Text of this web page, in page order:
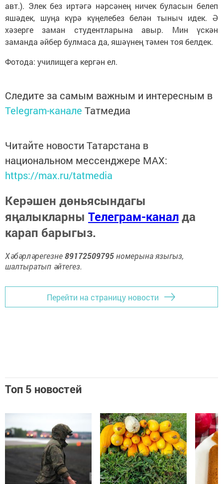
авт.). Элек без иртәгә нәрсәнең ничек буласын белеп
яшәдек, шуңа күрә күңелебез белән тыныч идек. Ә
хәзерге заман студентларына авыр. Мин үскән
заманда әйбер булмаса да, яшәүнең тәмен тоя белдек.
Фотода: училищега кергән ел.
Следите за самым важным и интересным в
Telegram-канале Татмедиа
Читайте новости Татарстана в
национальном мессенджере MАХ:
https://max.ru/tatmedia
Керәшен дөньясындагы
яңалыкларны Телеграм-каналда
карап барыгыз.
Хәбәрләрегезне89172509795номерына языгыз,
шалтыратып әйтегез.
Перейти на страницу новости
Топ 5 новостей